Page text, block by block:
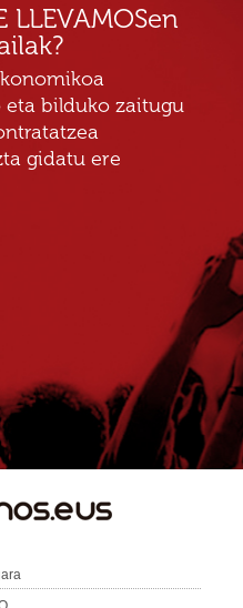
bilduko zaitugu
gidatu ere